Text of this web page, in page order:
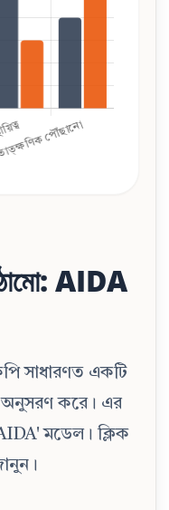
AIDA
সাধারণত একটি
অনুসরণ করে। এর
মডেল। ক্লিক